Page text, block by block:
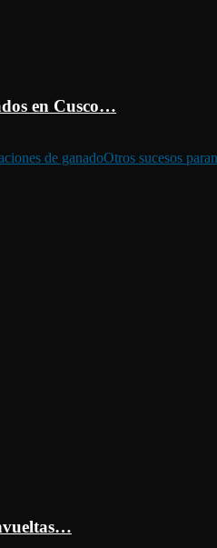
en Cusco…
de ganadoOtros sucesos